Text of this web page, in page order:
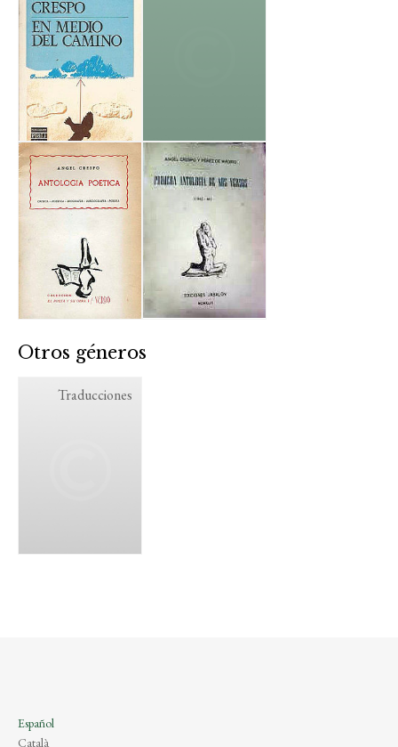
Otros géneros
Traducciones
Español
Català